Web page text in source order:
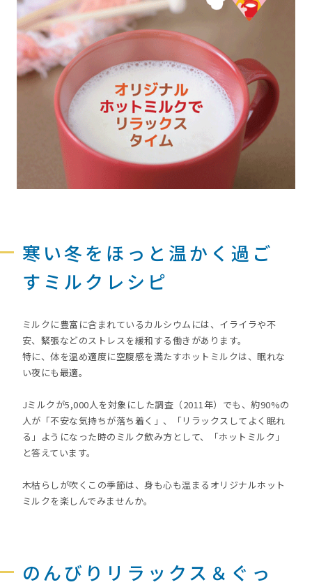
寒い冬をほっと温かく過ご
すミルクレシピ
ミルクに豊富に含まれているカルシウムには、イライラや不
安、緊張などのストレスを緩和する働きがあります。
特に、体を温め適度に空腹感を満たすホットミルクは、眠れな
い夜にも最適。
Jミルクが5,000人を対象にした調査（2011年）でも、約90%の
人が「不安な気持ちが落ち着く」、「リラックスしてよく眠れ
る」ようになった時のミルク飲み方として、「ホットミルク」
と答えています。
木枯らしが吹くこの季節は、身も心も温まるオリジナルホット
ミルクを楽しんでみませんか。
のんびりリラックス＆ぐっ